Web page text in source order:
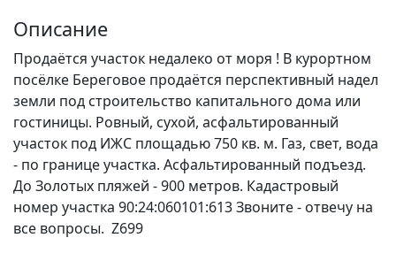
Описание
Продаётся участок недалеко от моря ! В курортном
посёлке Береговое продаётся перспективный надел
земли под строительство капитального дома или
гостиницы. Ровный, сухой, асфальтированный
участок под ИЖС площадью 750 кв. м. Газ, свет, вода
- по границе участка. Асфальтированный подъезд.
До Золотых пляжей - 900 метров. Кадастровый
номер участка 90:24:060101:613 Звоните - отвечу на
все вопросы. Z699